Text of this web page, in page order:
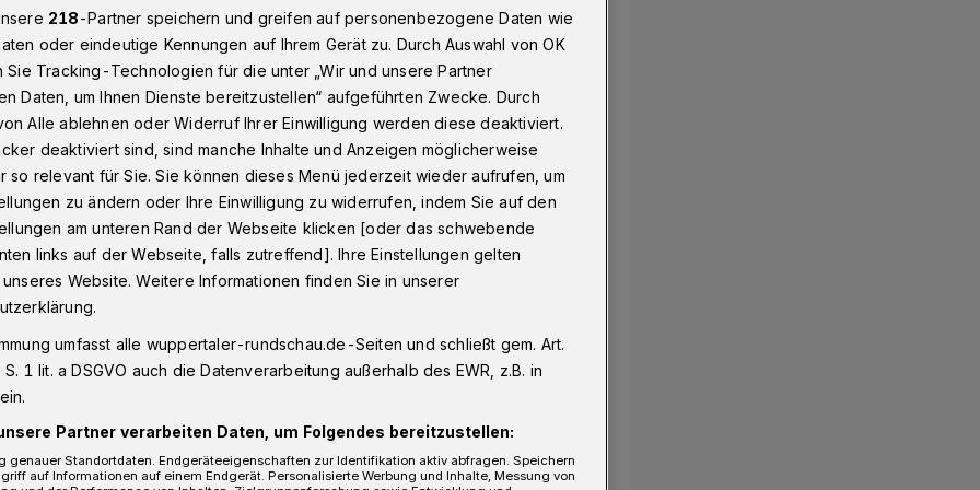
Am Deckershäuschen in Wuppertal: Baustelle bis März
Baustelle
Stadtwerke (WSW) erneuern ab
Straße Am Deckershäuschen Kanäle
218-Partner speichern und greifen auf personenbezogene Daten wie
oder eindeutige Kennungen auf Ihrem Gerät zu. Durch Auswahl von OK
Sie Tracking-Technologien für die unter „Wir und unsere Partner
Daten, um Ihnen Dienste bereitzustellen“ aufgeführten Zwecke. Durch
Alle ablehnen oder Widerruf Ihrer Einwilligung werden diese deaktiviert.
deaktiviert sind, sind manche Inhalte und Anzeigen möglicherweise
so relevant für Sie. Sie können dieses Menü jederzeit wieder aufrufen, um
zu ändern oder Ihre Einwilligung zu widerrufen, indem Sie auf den
am unteren Rand der Webseite klicken [oder das schwebende
links auf der Webseite, falls zutreffend]. Ihre Einstellungen gelten
Website. Weitere Informationen finden Sie in unserer
umfasst alle wuppertaler-rundschau.de-Seiten und schließt gem. Art.
1 lit. a DSGVO auch die Datenverarbeitung außerhalb des EWR, z.B. in
Partner verarbeiten Daten, um Folgendes bereitzustellen:
genauer Standortdaten. Endgeräteeigenschaften zur Identifikation aktiv abfragen. Speichern
auf Informationen auf einem Endgerät. Personalisierte Werbung und Inhalte, Messung von